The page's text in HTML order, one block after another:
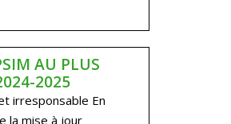
AU PLUS
2025
irresponsable En
la mise à jour